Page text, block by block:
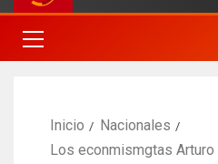
Inicio
Nacionales
Los econmismgtas